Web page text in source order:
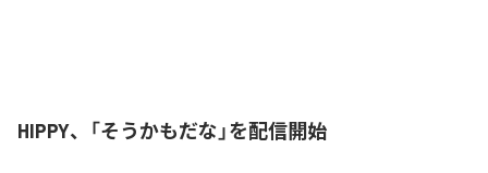
HIPPY、「そうかもだな」を配信開始